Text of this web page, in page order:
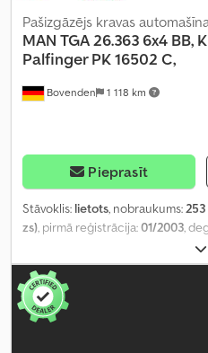
Bovenden 1 118 km
Pašizgāzējs kravas
MAN TGA 26.363 6x4 BB,
Palfinger PK 16502 C,
Pieprasīt
Stāvoklis: lietots, nobraukums:
zs), pirmā reģistrācija:01/2003,
,
svars:26 000 kg, riepas izmērs:
6x4, riteņu bāze:
vadītāja kabīne:
emisijas klase: